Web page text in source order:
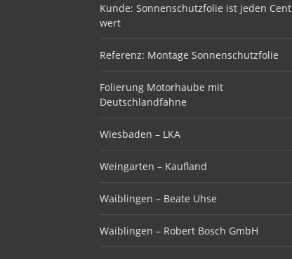
Kunde: Sonnenschutzfolie ist jeden Cent
wert
Referenz: Montage Sonnenschutzfolie
Folierung Motorhaube mit
Deutschlandfahne
Wiesbaden – LKA
Weingarten – Kaufland
Waiblingen – Beate Uhse
Waiblingen – Robert Bosch GmbH